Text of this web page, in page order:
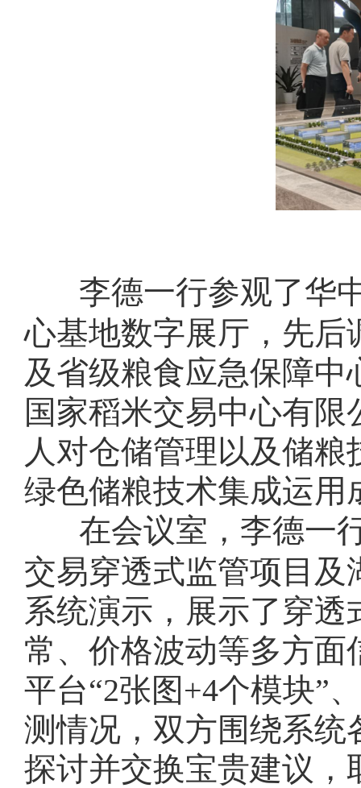
李德一行参观了华
心基地数字展厅，先后
及省级粮食应急保障
国家稻米交易中心有
人对仓储管理以及储
绿色储粮技术集成运用
在会议室，李德一
交易穿透式监管项目
系统演示，展示了穿
常、价格波动等多方
平台“2张图+4个模块”
测情况，双方围绕系统
探讨并交换宝贵建议，